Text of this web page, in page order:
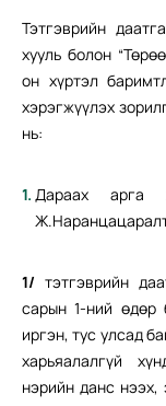
Тэтгэврийн
хууль болон
он хүртэл
хэрэгжүүлэх
нь:
Дараах арга
1/ тэтгэврийн
сарын 1-ний өдөр
иргэн, тус улсад
харьяалалгүй
нэрийн данс нээх,